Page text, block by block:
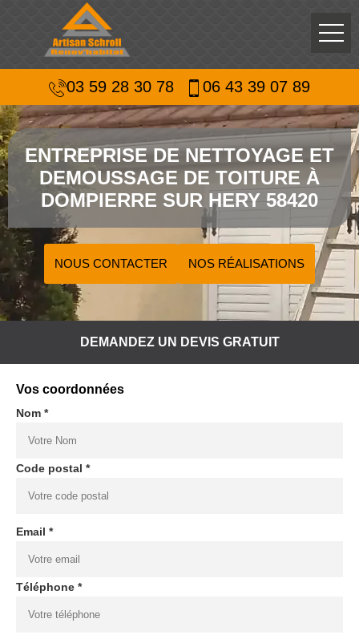
03 59 28 30 78 06 43 39 07 89
ENTREPRISE DE NETTOYAGE ET
DEMOUSSAGE DE TOITURE À
DOMPIERRE SUR HERY 58420
NOUS CONTACTER NOS RÉALISATIONS
DEMANDEZ UN DEVIS GRATUIT
Vos coordonnées
Nom *
Code postal *
Email *
Téléphone *